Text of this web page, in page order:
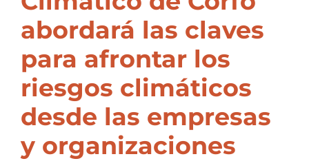
abordará las claves
para afrontar los
riesgos climáticos
desde las empresas
y organizaciones